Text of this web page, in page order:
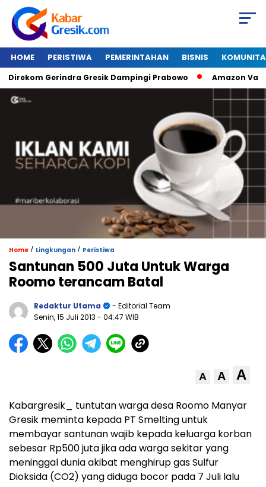
HOME PERISTIWA PEMERINTAHAN BISNIS
Gerindra Gresik Dampingi Prabowo Amazon Van
Home / Lingkungan / Peristiwa
Santunan 500 Juta Untuk Warga
Roomo terancam Batal
Redaktur Utama
- Editorial Team
Senin, 15 Juli 2013 - 04:47 WIB
A A A
Kabargresik_ tuntutan warga desa Roomo Manyar
Gresik meminta kepada PT Smelting untuk
membayar santunan wajib kepada keluarga korban
sebesar Rp500 juta jika ada warga sekitar yang
meninggal dunia akibat menghirup gas Sulfur
Dioksida (CO2) yang diduga bocor pada 7 Juli lalu